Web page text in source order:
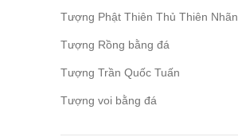
Tượng Phật Thiên Thủ Thiên Nhãn
Tượng Rồng bằng đá
Tượng Trần Quốc Tuấn
Tượng voi bằng đá